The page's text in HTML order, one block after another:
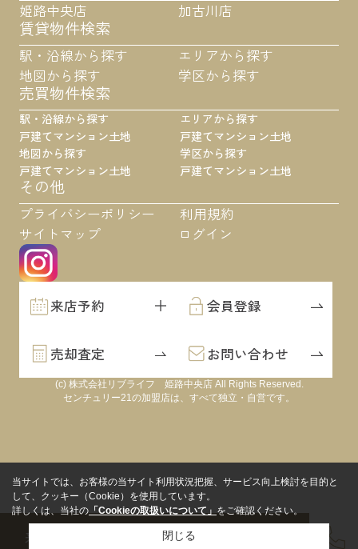
姫路中央店 加古川店
賃貸物件検索
駅・沿線から探す
エリアから探す
地図から探す
学区から探す
売買物件検索
駅・沿線から探す
戸建てマンション土地
地図から探す
戸建てマンション土地
エリアから探す
戸建てマンション土地
学区から探す
戸建てマンション土地
その他
プライバシーポリシー
利用規約
サイトマップ
ログイン
来店予約 会員登録
売却査定 お問い合わせ
(c) 株式会社リブライフ 姫路中央店 All Rights Reserved.
センチュリー21の加盟店は、すべて独立・自営です。
来店予約 会員登録
当サイトでは、お客様の当サイト利用状況把握、サービス向上検討を目的と
して、クッキー（Cookie）を使用しています。
詳しくは、当社の 「Cookieの取扱いについて」 をご確認ください。
閉じる